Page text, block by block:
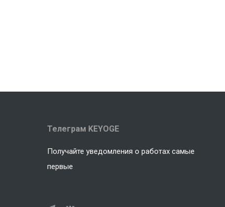
Телеграм KEYOGE
Получайте уведомления о работах самые
первые